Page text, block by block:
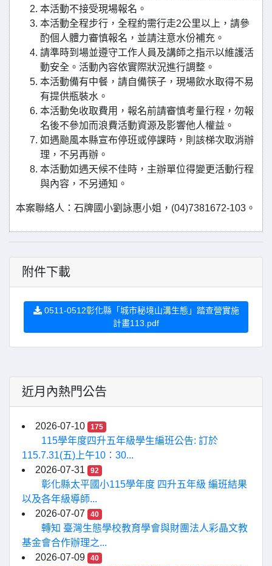
本活動不接受現場報名。
本活動全程步行，全程約需行走2公里以上，請參
酌個人體力審慎報名，並請注意水份補充。
請準時到場並遵守工作人員及講師之指示以維護活
動安全。活動內容依實際狀況進行調整。
本活動備有中餐，請自備筷子，現場飲水取得不易
有提供瓶裝水。
本活動免收取費用，報名前請審慎考量行程，勿報
名後不參加而浪費活動資源及影響他人權益。
如遇颱風本縣宣布停班或停課時，則該梯次取消辦
理，不另再辦。
本活動如遇天候不佳時，主辦單位得變更活動行程
與內容，不另通知。
本案聯絡人：石牌國小劉詠惠小姐，(04)7381672-103。
附件下載
0511-0512彰化縣「城市秘境山溝生態」踏查營實施
計畫113.pdf
近月內熱門公告
2026-07-10 175
115學年度四升五年級學生編班公告: 訂於
115.7.31(五)上午10：30...
2026-07-31
92
彰化縣太平國小115學年度 四升五年級 編班結果
以及各年級導師...
2026-07-07
40
轉知 臺灣生態學校教育學會與財團法人彩晶文教
基金會合作辦理之...
2026-07-09
40